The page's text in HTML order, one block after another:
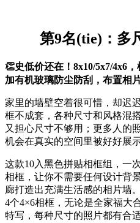
第9名(tie)：多
👏史低价还在！8x10/5x7/4x6
加有机玻璃防尘防刮，布置相
家里的墙壁空着很可惜，却迟
框不成套，各种尺寸和风格混
又担心尺寸不够用；更多人的
机会在真实的空间里被好好展
这款10入黑色拼贴相框组，一
相框，让你不需要任何设计背
廊打造出充满生活感的相片墙
4个4×6相框，无论是全家福大
特写，每种尺寸的照片都有合